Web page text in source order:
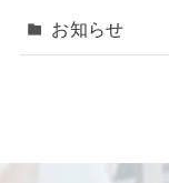
お知らせ